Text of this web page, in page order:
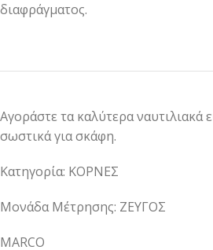
διαφράγματος.
Αγοράστε τα καλύτερα ναυτιλιακά
σωστικά για σκάφη.
Κατηγορία: ΚΟΡΝΕΣ
Μονάδα Μέτρησης: ΖΕΥΓΟΣ
MARCO